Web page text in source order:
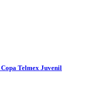
Telmex Juvenil